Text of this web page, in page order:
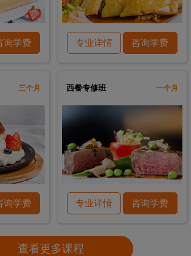
询学费 专业详情 咨询学费
三个月
询学费
西餐专修班 一个月
专业详情 咨询学费
查看更多课程